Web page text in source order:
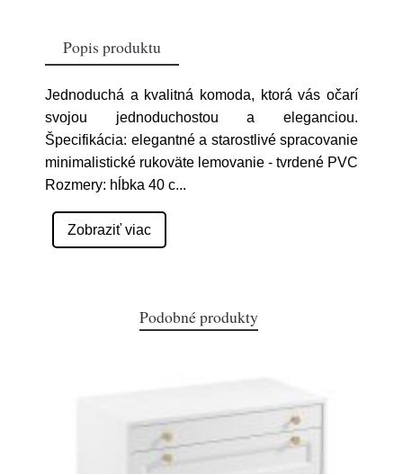
Popis produktu
Jednoduchá a kvalitná komoda, ktorá vás očarí
svojou jednoduchostou a eleganciou.
Špecifikácia: elegantné a starostlivé spracovanie
minimalistické rukoväte lemovanie - tvrdené PVC
Rozmery: hĺbka 40 c...
Zobraziť viac
Podobné produkty